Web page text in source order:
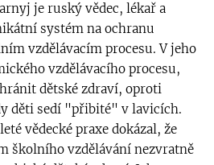
je ruský vědec, lékař a
systém na ochranu
vzdělávacím procesu. V jeho
vzdělávacího procesu,
dětské zdraví, oproti
děti sedí "přibité" v lavicích.
vědecké praxe dokázal, že
školního vzdělávání nezvratně